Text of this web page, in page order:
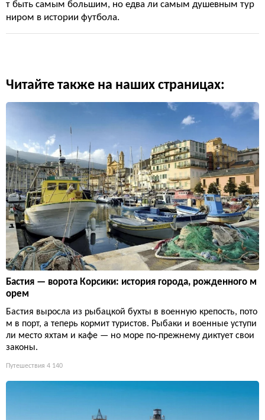
т быть самым большим, но едва ли самым душевным тур
ниром в истории футбола.
Читайте также на наших страницах:
Бастия — ворота Корсики: история города, рожденного м
орем
Бастия выросла из рыбацкой бухты в военную крепость, пото
м в порт, а теперь кормит туристов. Рыбаки и военные уступи
ли место яхтам и кафе — но море по-прежнему диктует свои
законы.
Путешествия 4 140